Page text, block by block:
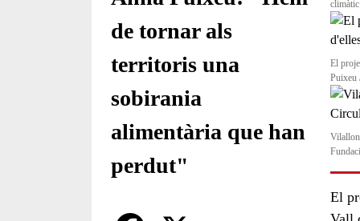
de tornar als
territoris una
sobirania
alimentària que han
perdut"
Comparteix
El
Puixeu
El